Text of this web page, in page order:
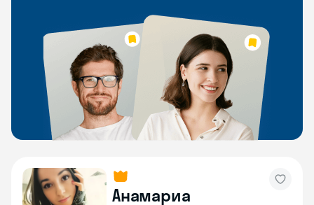
Анамариа